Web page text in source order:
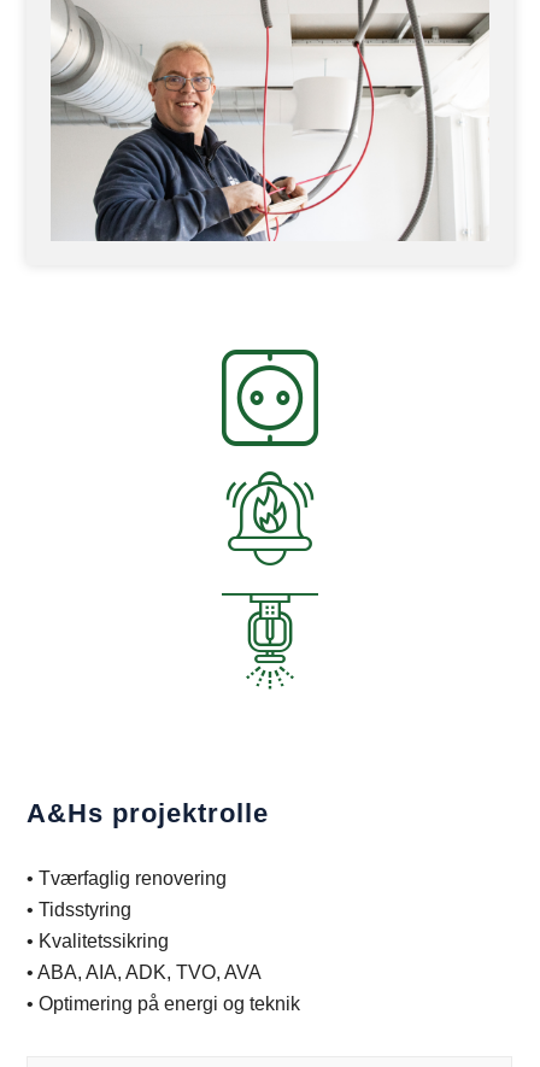
A&Hs projektrolle
• Tværfaglig renovering
• Tidsstyring
• Kvalitetssikring
• ABA, AIA, ADK, TVO, AVA
• Optimering på energi og teknik